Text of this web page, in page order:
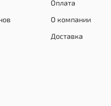
Оплата
О компании
Доставка